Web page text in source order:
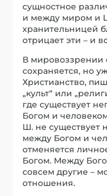
сущностное
и между миром и
хранительницей
отрицает эти – и
В мировоззрении
сохраняется, но
Христианство,
„культ“ или
где существует
Богом и
Ш. не существует
между Богом и
отменяется
Богом. Между
совсем другие –
отношения.